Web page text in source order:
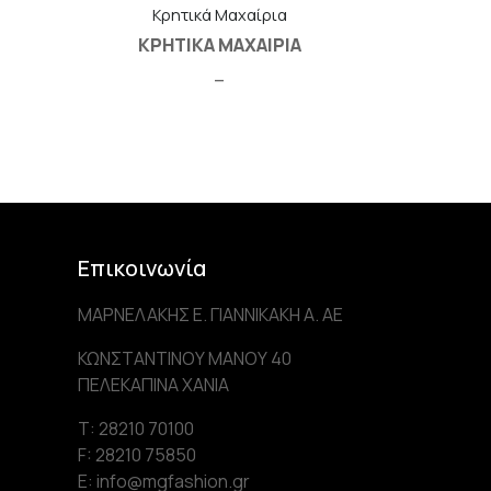
Κρητικά Μαχαίρια
ΚΡΗΤΙΚΑ ΜΑΧΑΙΡΙΑ
–
Επικοινωνία
ΜΑΡΝΕΛΑΚΗΣ Ε. ΓΙΑΝΝΙΚΑΚΗ Α. AE
ΚΩΝΣΤΑΝΤΙΝΟΥ ΜΑΝΟΥ 40
ΠΕΛΕΚΑΠΙΝΑ ΧΑΝΙΑ
Τ: 28210 70100
F: 28210 75850
Ε: info@mgfashion.gr